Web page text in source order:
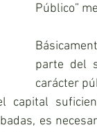
Público”
parte del
carácter
capital
es